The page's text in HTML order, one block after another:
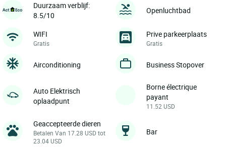
Duurzaam verblijf:
8.5/10
Openluchtbad
WIFI
Gratis
Prive parkeerplaats
Gratis
Airconditioning Business Stopover
Auto Elektrisch
oplaadpunt
Borne électrique
payant
11.52 USD
Geaccepteerde dieren
Betalen Van 17.28 USD tot
23.04 USD
Bar